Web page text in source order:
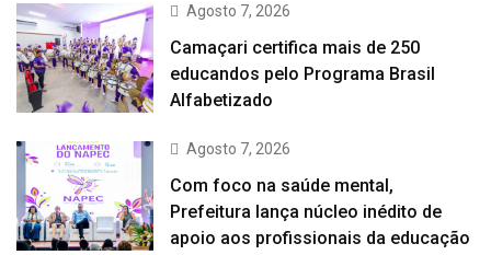
Agosto 7, 2026
Camaçari certifica mais de 250
educandos pelo Programa Brasil
Alfabetizado
Agosto 7, 2026
Com foco na saúde mental,
Prefeitura lança núcleo inédito de
apoio aos profissionais da educação